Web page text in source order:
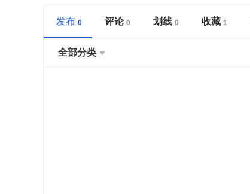
发布 评论 划线 收藏
全部分类 